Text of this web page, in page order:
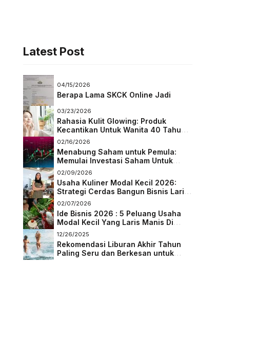
Latest Post
04/15/2026
Berapa Lama SKCK Online Jadi
03/23/2026
Rahasia Kulit Glowing: Produk
Kecantikan Untuk Wanita 40 Tahun
Keatas
02/16/2026
Menabung Saham untuk Pemula:
Memulai Investasi Saham Untuk
Pemula
02/09/2026
Usaha Kuliner Modal Kecil 2026:
Strategi Cerdas Bangun Bisnis Laris
di Tengah Persaingan
02/07/2026
Ide Bisnis 2026 : 5 Peluang Usaha
Modal Kecil Yang Laris Manis Di
Masa Depan
12/26/2025
Rekomendasi Liburan Akhir Tahun
Paling Seru dan Berkesan untuk